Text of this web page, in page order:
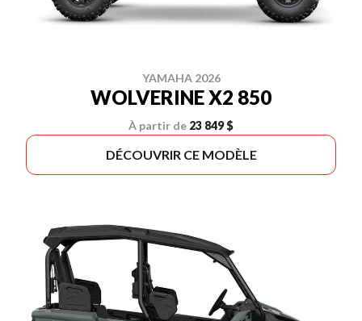
YAMAHA 2026
WOLVERINE X2 850
À partir de 23 849 $
DÉCOUVRIR CE MODÈLE